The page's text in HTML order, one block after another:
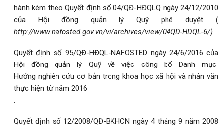
hành kèm theo Quyết định số 04/QĐ-HĐQLQ ngày 24/12/2010
của Hội đồng quản lý Quỹ phê duyệt (
http://www.nafosted.gov.vn/vi/archives/view/04QD-HDQL-6/)
Quyết định số 95/QĐ-HĐQL-NAFOSTED ngày 24/6/2016 của
Hội đồng quản lý Quỹ về việc công bố Danh mục
Hướng nghiên cứu cơ bản trong khoa học xã hội và nhân văn
thực hiện từ năm 2016
.
Quyết định số 12/2008/QĐ-BKHCN ngày 4 tháng 9 năm 2008